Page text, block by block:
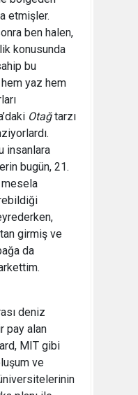
etmişler.
ben halen,
konusunda
bu
hem yaz hem
Otağtarzı
insanlara
bugün, 21.
mesela
girmiş ve
da
deniz
pay alan
MIT gibi
ve